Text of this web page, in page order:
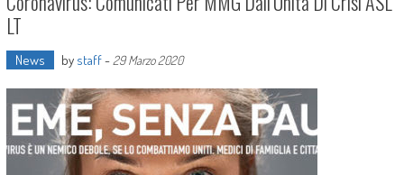
LT
News by staff- 29 Marzo 2020